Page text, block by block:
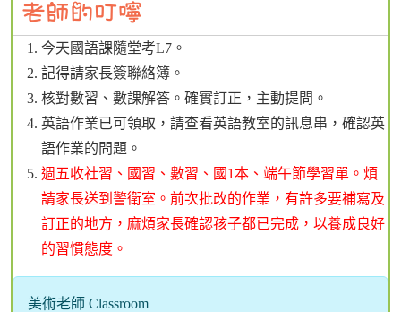
今天國語課隨堂考L7。
記得請家長簽聯絡簿。
核對數習、數課解答。確實訂正，主動提問。
英語作業已可領取，請查看英語教室的訊息串，確認英
語作業的問題。
週五收社習、國習、數習、國1本、端午節學習單。煩
請家長送到警衛室。前次批改的作業，有許多要補寫及
訂正的地方，麻煩家長確認孩子都已完成，以養成良好
的習慣態度。
美術老師 Classroom